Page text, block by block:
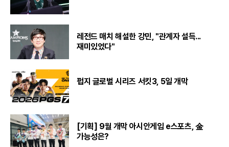
레전드 매치 해설한 강민, "관계자 설득...
재미있었다"
펍지 글로벌 시리즈 서킷3, 5일 개막
[기획] 9월 개막 아시안게임 e스포츠, 金
가능성은?